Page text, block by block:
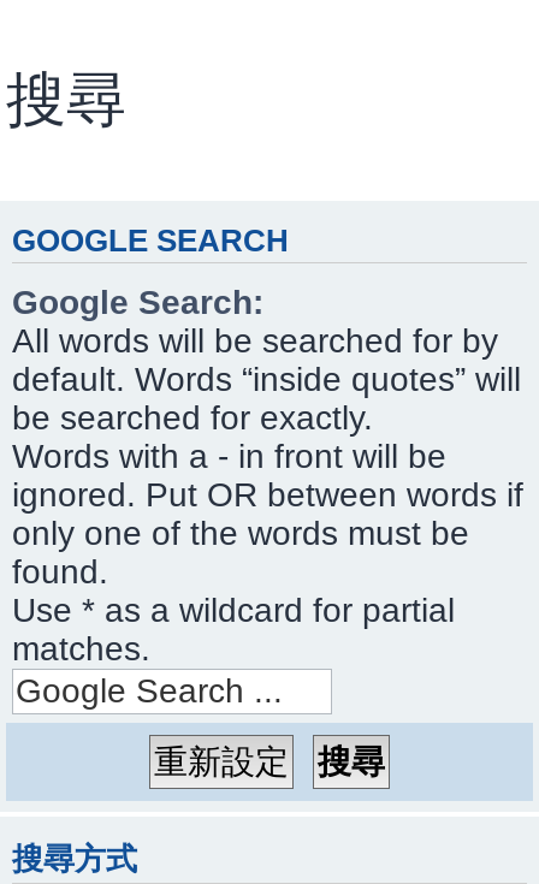
搜尋
GOOGLE SEARCH
Google Search:
All words will be searched for by
default. Words “inside quotes” will
be searched for exactly.
Words with a - in front will be
ignored. Put OR between words if
only one of the words must be
found.
Use * as a wildcard for partial
matches.
搜尋方式